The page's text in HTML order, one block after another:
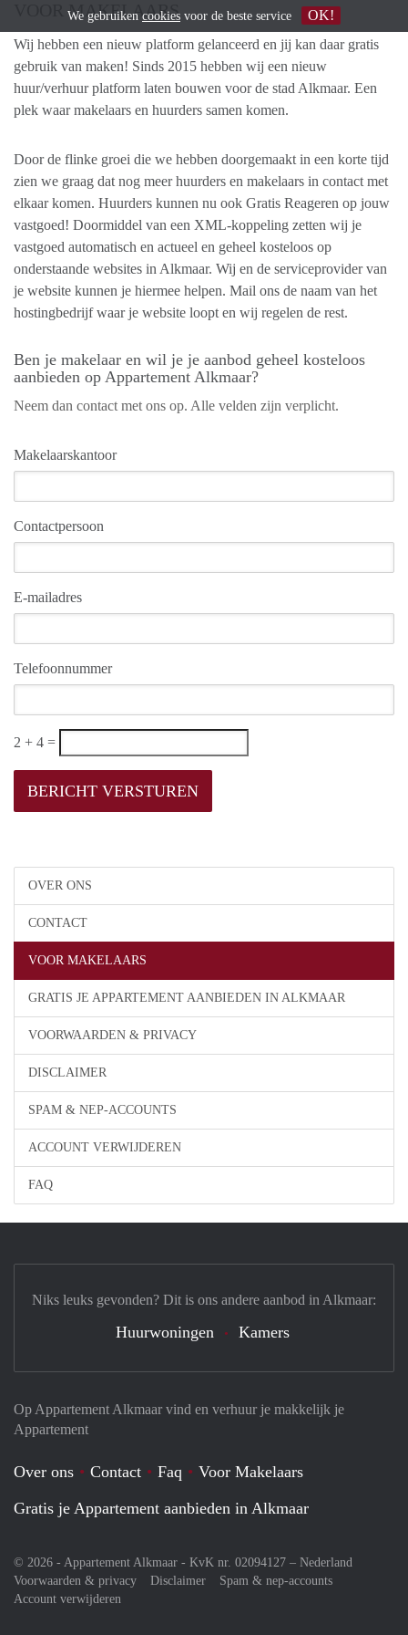
OVER ONS
CONTACT
VOOR MAKELAARS
GRATIS JE APPARTEMENT AANBIEDEN IN ALKMAAR
VOORWAARDEN & PRIVACY
DISCLAIMER
SPAM & NEP-ACCOUNTS
ACCOUNT VERWIJDEREN
FAQ
VOOR MAKELAARS
Wij hebben een nieuw platform gelanceerd en jij kan daar gratis
gebruik van maken! Sinds 2015 hebben wij een nieuw
huur/verhuur platform laten bouwen voor de stad Alkmaar. Een
plek waar makelaars en huurders samen komen.
Door de flinke groei die we hebben doorgemaakt in een korte tijd
zien we graag dat nog meer huurders en makelaars in contact met
elkaar komen. Huurders kunnen nu ook Gratis Reageren op jouw
vastgoed! Doormiddel van een XML-koppeling zetten wij je
vastgoed automatisch en actueel en geheel kosteloos op
onderstaande websites in Alkmaar. Wij en de serviceprovider van
je website kunnen je hiermee helpen. Mail ons de naam van het
hostingbedrijf waar je website loopt en wij regelen de rest.
Ben je makelaar en wil je je aanbod geheel kosteloos
aanbieden op Appartement Alkmaar?
Neem dan contact met ons op. Alle velden zijn verplicht.
Makelaarskantoor
Contactpersoon
E-mailadres
Telefoonnummer
2 + 4 =
Op Appartement Alkmaar vind en verhuur je makkelijk je
Appartement
Over ons Contact Faq
Voor Makelaars
Gratis je Appartement aanbieden in Alkmaar
© 2026 - Appartement Alkmaar - KvK nr. 02094127 – Nederland
Voorwaarden & privacy
Disclaimer
Spam & nep-accounts
Account verwijderen
Niks leuks gevonden? Dit is ons andere aanbod in Alkmaar:
Huurwoningen Kamers
We gebruiken cookies voor de beste service OK!